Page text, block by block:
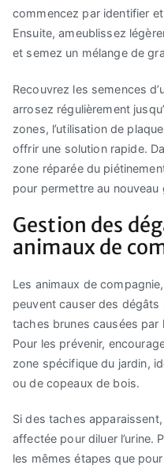
commencez par identifier
Ensuite, ameublissez
et semez un mélange de
Recouvrez les semences
arrosez régulièrement
zones, l’utilisation de
offrir une solution rapide.
zone réparée du
pour permettre au nouveau
Gestion des
animaux de
Les animaux de
peuvent causer des
taches brunes causées par
Pour les prévenir,
zone spécifique du jardin,
ou de copeaux de bois.
Si des taches
affectée pour diluer l’urine.
les mêmes étapes que